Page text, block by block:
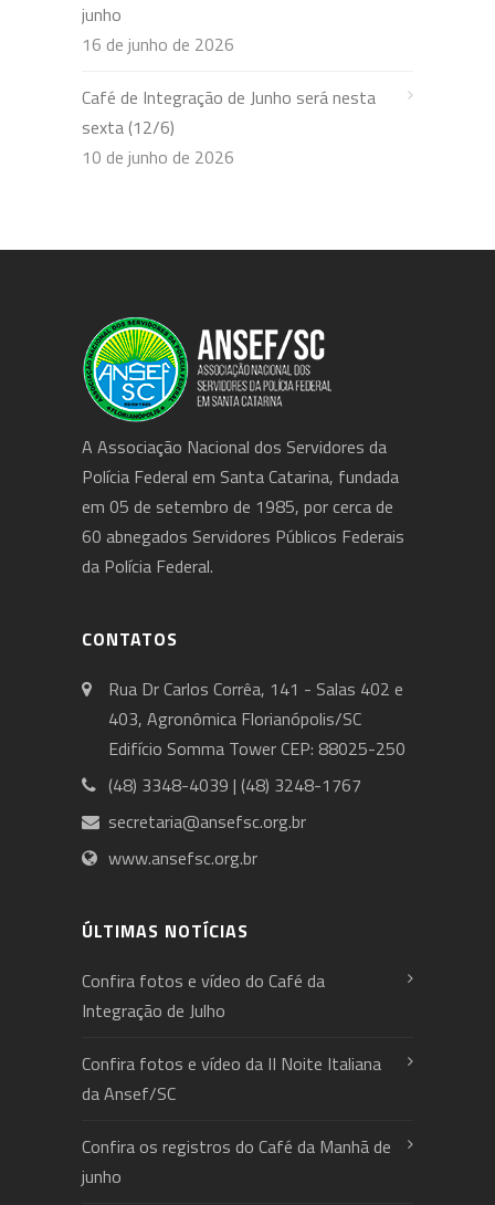
junho
16 de junho de 2026
Café de Integração de Junho será nesta
sexta (12/6)
10 de junho de 2026
A Associação Nacional dos Servidores da
Polícia Federal em Santa Catarina, fundada
em 05 de setembro de 1985, por cerca de
60 abnegados Servidores Públicos Federais
da Polícia Federal.
CONTATOS
Rua Dr Carlos Corrêa, 141 - Salas 402 e
403, Agronômica Florianópolis/SC
Edifício Somma Tower CEP: 88025-250
(48) 3348-4039 | (48) 3248-1767
secretaria@ansefsc.org.br
www.ansefsc.org.br
ÚLTIMAS NOTÍCIAS
Confira fotos e vídeo do Café da
Integração de Julho
Confira fotos e vídeo da II Noite Italiana
da Ansef/SC
Confira os registros do Café da Manhã de
junho